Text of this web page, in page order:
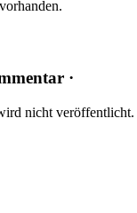
·
nicht veröffentlicht.